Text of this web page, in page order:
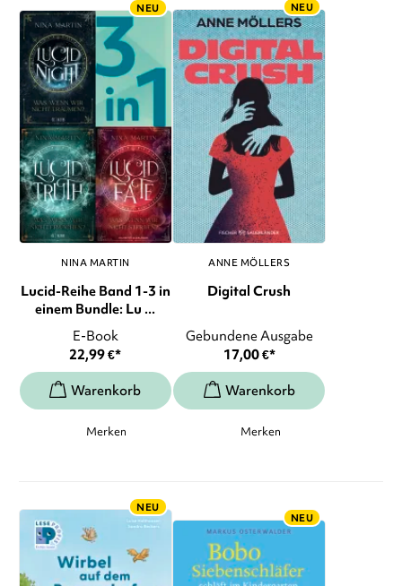
NEU
NINA MARTIN
Lucid-Reihe Band 1-3 in
einem Bundle: Lu ...
E-Book
22,99€*
Merken
NEU
ANNE MÖLLERS
Digital Crush
Gebundene Ausgabe
17,00€*
Merken
NEU
NEU